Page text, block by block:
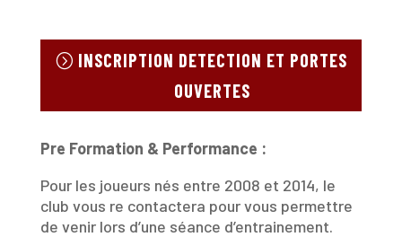
INSCRIPTION DETECTION ET PORTES
OUVERTES
Pre Formation & Performance :
Pour les joueurs nés entre 2008 et 2014, le
club vous re contactera pour vous permettre
de venir lors d’une séance d’entrainement.